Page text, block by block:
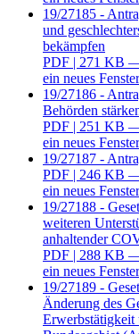
19/27185 -
und
bekämpfen
PDF | 271 KB —
ein neues
19/27186 -
Behörden
PDF | 251 KB —
ein neues
19/27187 -
PDF | 246 KB —
ein neues
19/27188 -
weiteren
anhaltender
PDF | 288 KB —
ein neues
19/27189 -
Änderung des
Erwerbstätigkeit